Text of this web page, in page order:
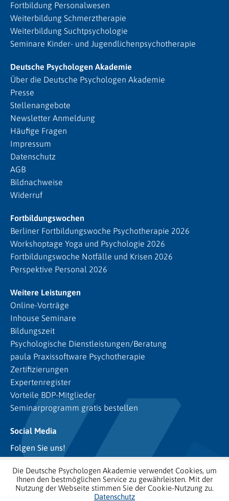
Fortbildung Personalwesen
Weiterbildung Schmerztherapie
Weiterbildung Suchtpsychologie
Seminare Kinder- und Jugendlichenpsychotherapie
Deutsche Psychologen Akademie
Über die Deutsche Psychologen Akademie
Presse
Stellenangebote
Newsletter Anmeldung
Häufige Fragen
Impressum
Datenschutz
AGB
Bildnachweise
Widerruf
Fortbildungswochen
Berliner Fortbildungswoche Psychotherapie 2026
Workshoptage Yoga und Psychologie 2026
Fortbildungswoche Notfälle und Krisen 2026
Perspektive Personal 2026
Weitere Leistungen
Online-Vorträge
Inhouse Seminare
Bildungszeit
Psychologische Dienstleistungen/Beratung
paula Praxissoftware Psychotherapie
Zertifizierungen
Expertenregister
Vorteile BDP-Mitglieder
Seminarprogramm gratis bestellen
Social Media
Folgen Sie uns!
Die Deutsche Psychologen Akademie verwendet Cookies, um
Ihnen den bestmöglichen Service zu gewährleisten. Mit der
Nutzung der Webseite stimmen Sie der Cookie-Nutzung zu.
Datenschutz